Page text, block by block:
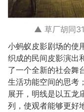
▲ 草厂胡同31
小蚂蚁皮影剧场的使
织成的民间皮影演出
了一个全新的社会舞
生活功能空间的思考
展开，明线是以五龙
列，使观者能够更好